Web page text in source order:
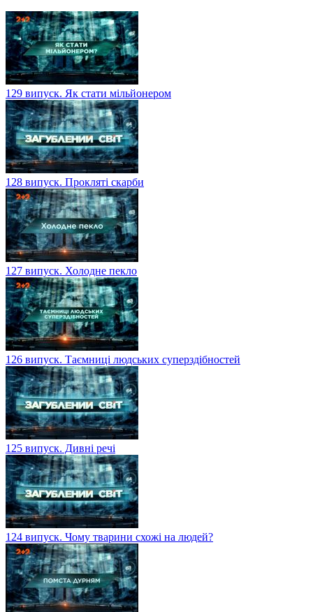
129 випуск. Як стати мільйонером
128 випуск. Прокляті скарби
127 випуск. Холодне пекло
126 випуск. Таємниці людських суперздібностей
125 випуск. Дивні речі
124 випуск. Чому тварини схожі на людей?